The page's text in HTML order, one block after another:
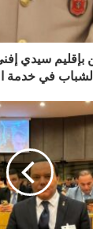
بإقليم سيدي
في خدمة